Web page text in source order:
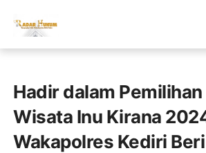
Hadir dalam Pemilihan
Wisata Inu Kirana
Wakapolres Kediri